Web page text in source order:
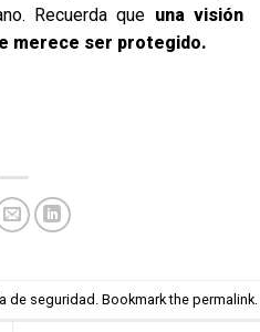
Recuerda que una visión
merece ser protegido.
de seguridad . Bookmark the permalink